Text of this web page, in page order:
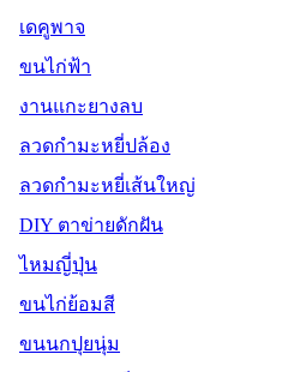
เดคูพาจ
ขนไก่ฟ้า
งานแกะยางลบ
ลวดกำมะหยี่ปล้อง
ลวดกำมะหยี่เส้นใหญ่
DIY ตาข่ายดักฝัน
ไหมญี่ปุ่น
ขนไก่ย้อมสี
ขนนกปุยนุ่ม